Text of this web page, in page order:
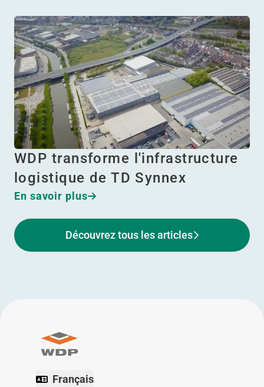
WDP transforme l'infrastructure
logistique de TD Synnex
En savoir plus
Découvrez tous les articles
Français